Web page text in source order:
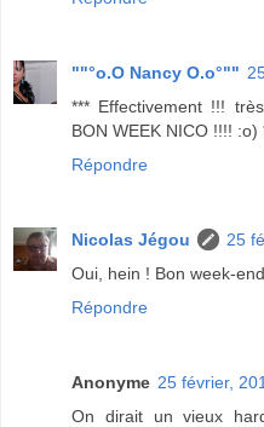
""°o.O Nancy O.o°""
*** Effectivement !!!
BON WEEK NICO !!!! :o)
Répondre
Nicolas Jégou
25
Oui, hein ! Bon week-
Répondre
Anonyme 25 février,
On dirait un vieux